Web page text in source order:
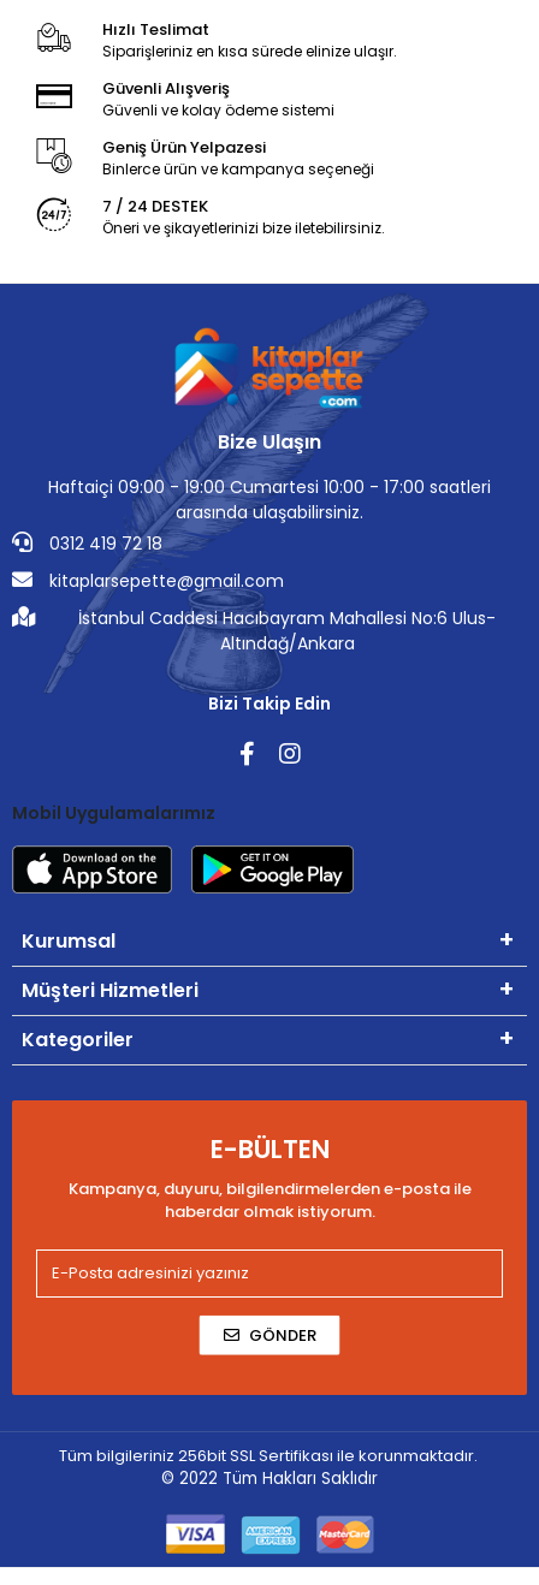
Hızlı Teslimat
Siparişleriniz en kısa sürede elinize ulaşır.
Güvenli Alışveriş
Güvenli ve kolay ödeme sistemi
Geniş Ürün Yelpazesi
Binlerce ürün ve kampanya seçeneği
7 / 24 DESTEK
Öneri ve şikayetlerinizi bize iletebilirsiniz.
Bize Ulaşın
Haftaiçi 09:00 - 19:00 Cumartesi 10:00 - 17:00 saatleri
arasında ulaşabilirsiniz.
0312 419 72 18
kitaplarsepette@gmail.com
İstanbul Caddesi Hacıbayram Mahallesi No:6 Ulus-
Altındağ/Ankara
Bizi Takip Edin
Mobil Uygulamalarımız
Kurumsal
Müşteri Hizmetleri
Kategoriler
E-BÜLTEN
Kampanya, duyuru, bilgilendirmelerden e-posta ile
haberdar olmak istiyorum.
GÖNDER
Tüm bilgileriniz 256bit SSL Sertifikası ile korunmaktadır.
© 2022 Tüm Hakları Saklıdır